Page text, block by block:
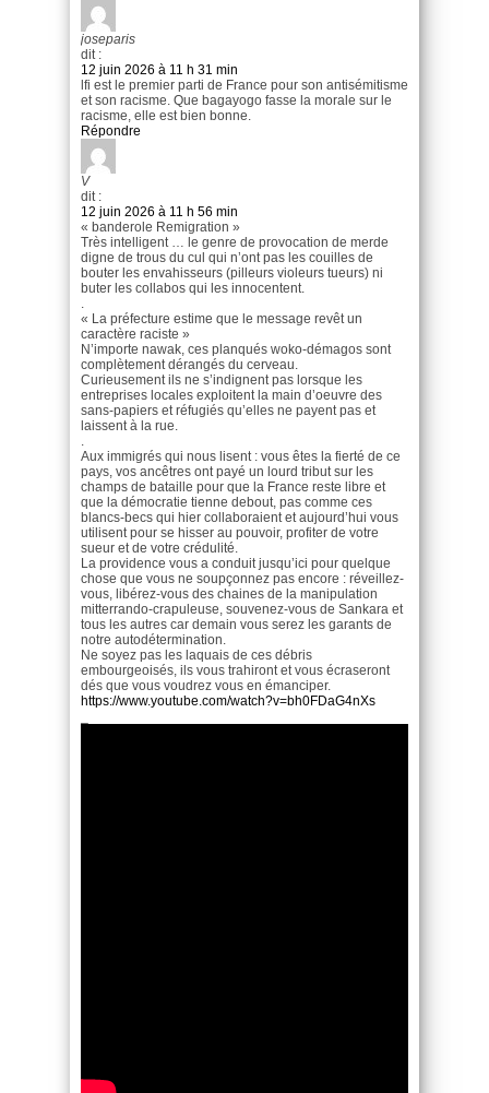
joseparis
dit :
12 juin 2026 à 11 h 31 min
lfi est le premier parti de France pour son antisémitisme
et son racisme. Que bagayogo fasse la morale sur le
racisme, elle est bien bonne.
Répondre
V
dit :
12 juin 2026 à 11 h 56 min
« banderole Remigration »
Très intelligent … le genre de provocation de merde
digne de trous du cul qui n’ont pas les couilles de
bouter les envahisseurs (pilleurs violeurs tueurs) ni
buter les collabos qui les innocentent.
« La préfecture estime que le message revêt un
caractère raciste »
N’importe nawak, ces planqués woko-démagos sont
complètement dérangés du cerveau.
Curieusement ils ne s’indignent pas lorsque les
entreprises locales exploitent la main d’oeuvre des
sans-papiers et réfugiés qu’elles ne payent pas et
laissent à la rue.
Aux immigrés qui nous lisent : vous êtes la fierté de ce
pays, vos ancêtres ont payé un lourd tribut sur les
champs de bataille pour que la France reste libre et
que la démocratie tienne debout, pas comme ces
blancs-becs qui hier collaboraient et aujourd’hui vous
utilisent pour se hisser au pouvoir, profiter de votre
sueur et de votre crédulité.
La providence vous a conduit jusqu’ici pour quelque
chose que vous ne soupçonnez pas encore : réveillez-
vous, libérez-vous des chaines de la manipulation
mitterrando-crapuleuse, souvenez-vous de Sankara et
tous les autres car demain vous serez les garants de
notre autodétermination.
Ne soyez pas les laquais de ces débris
embourgeoisés, ils vous trahiront et vous écraseront
dés que vous voudrez vous en émanciper.
https://www.youtube.com/watch?v=bh0FDaG4nXs